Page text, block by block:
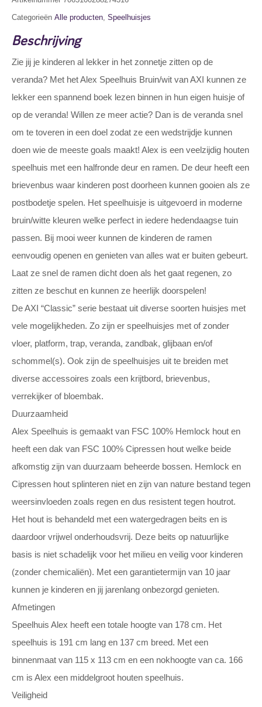
Categorieën Alle producten, Speelhuisjes
Beschrijving
Zie jij je kinderen al lekker in het zonnetje zitten op de
veranda? Met het Alex Speelhuis Bruin/wit van AXI kunnen ze
lekker een spannend boek lezen binnen in hun eigen huisje of
op de veranda! Willen ze meer actie? Dan is de veranda snel
om te toveren in een doel zodat ze een wedstrijdje kunnen
doen wie de meeste goals maakt! Alex is een veelzijdig houten
speelhuis met een halfronde deur en ramen. De deur heeft een
brievenbus waar kinderen post doorheen kunnen gooien als ze
postbodetje spelen. Het speelhuisje is uitgevoerd in moderne
bruin/witte kleuren welke perfect in iedere hedendaagse tuin
passen. Bij mooi weer kunnen de kinderen de ramen
eenvoudig openen en genieten van alles wat er buiten gebeurt.
Laat ze snel de ramen dicht doen als het gaat regenen, zo
zitten ze beschut en kunnen ze heerlijk doorspelen!
De AXI “Classic” serie bestaat uit diverse soorten huisjes met
vele mogelijkheden. Zo zijn er speelhuisjes met of zonder
vloer, platform, trap, veranda, zandbak, glijbaan en/of
schommel(s). Ook zijn de speelhuisjes uit te breiden met
diverse accessoires zoals een krijtbord, brievenbus,
verrekijker of bloembak.
Duurzaamheid
Alex Speelhuis is gemaakt van FSC 100% Hemlock hout en
heeft een dak van FSC 100% Cipressen hout welke beide
afkomstig zijn van duurzaam beheerde bossen. Hemlock en
Cipressen hout splinteren niet en zijn van nature bestand tegen
weersinvloeden zoals regen en dus resistent tegen houtrot.
Het hout is behandeld met een watergedragen beits en is
daardoor vrijwel onderhoudsvrij. Deze beits op natuurlijke
basis is niet schadelijk voor het milieu en veilig voor kinderen
(zonder chemicaliën). Met een garantietermijn van 10 jaar
kunnen je kinderen en jij jarenlang onbezorgd genieten.
Afmetingen
Speelhuis Alex heeft een totale hoogte van 178 cm. Het
speelhuis is 191 cm lang en 137 cm breed. Met een
binnenmaat van 115 x 113 cm en een nokhoogte van ca. 166
cm is Alex een middelgroot houten speelhuis.
Veiligheid